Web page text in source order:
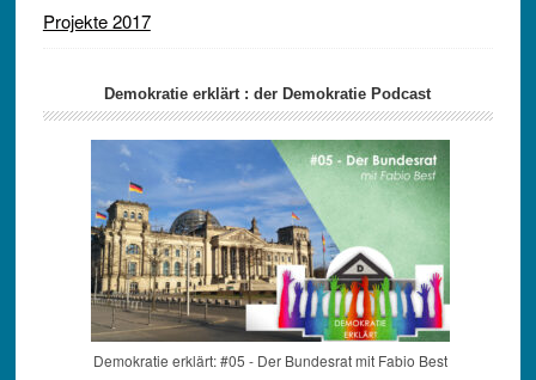
Projekte 2017
Demokratie erklärt : der Demokratie Podcast
Demokratie erklärt: #05 - Der Bundesrat mit Fabio Best